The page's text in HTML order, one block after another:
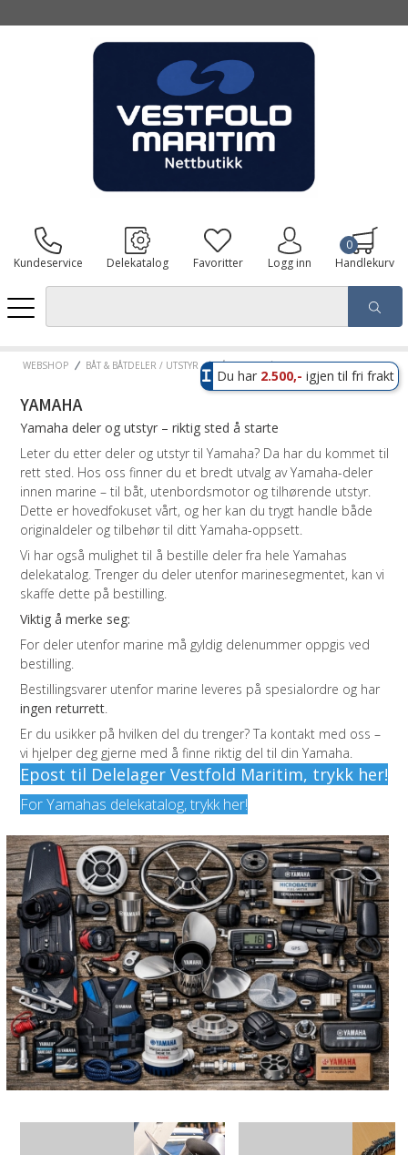
Kundeservice Delekatalog Favoritter Logg inn Handlekurv
0
WEBSHOP BÅT & BÅTDELER / UTSTYR BÅTDELER YAMAHA
Du har 2.500,- igjen til fri frakt
YAMAHA
Yamaha deler og utstyr – riktig sted å starte
Leter du etter deler og utstyr til Yamaha? Da har du kommet til
rett sted. Hos oss finner du et bredt utvalg av Yamaha-deler
innen marine – til båt, utenbordsmotor og tilhørende utstyr.
Dette er hovedfokuset vårt, og her kan du trygt handle både
originaldeler og tilbehør til ditt Yamaha-oppsett.
Vi har også mulighet til å bestille deler fra hele Yamahas
delekatalog. Trenger du deler utenfor marinesegmentet, kan vi
skaffe dette på bestilling.
Viktig å merke seg:
For deler utenfor marine må gyldig delenummer oppgis ved
bestilling.
Bestillingsvarer utenfor marine leveres på spesialordre og har
ingen returrett.
Er du usikker på hvilken del du trenger? Ta kontakt med oss –
vi hjelper deg gjerne med å finne riktig del til din Yamaha.
Epost til Delelager Vestfold Maritim, trykk her!
For Yamahas delekatalog, trykk her!